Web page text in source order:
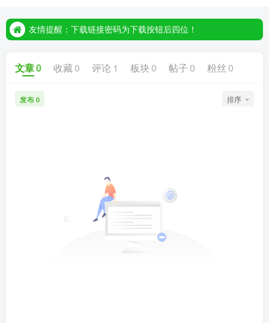
友情提醒：下载链接密码为下载按钮后四位！
文章0 收藏 0 评论 1 板块 0 帖子 0 粉丝 0
发布 0 排序